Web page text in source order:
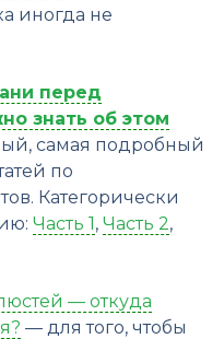
иногда не
перед
знать об этом
самая подробный
по
Категорически
Часть 1, Часть 2,
— откуда
— для того, чтобы